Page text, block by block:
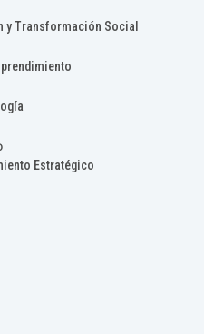
y Transformación Social
Estratégico